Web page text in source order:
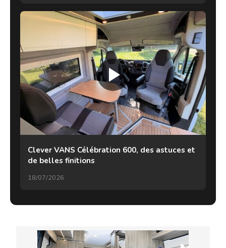
Clever VANS Célébration 600, des astuces et
de belles finitions
18/07/2026